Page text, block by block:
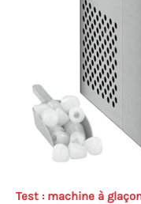
Test : machine à